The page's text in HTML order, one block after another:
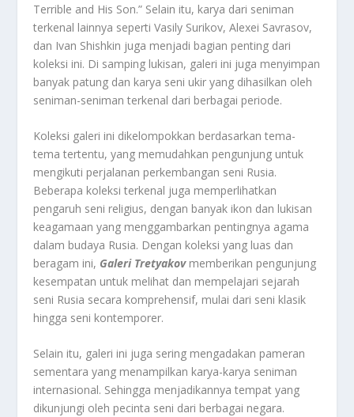
Terrible and His Son.” Selain itu, karya dari seniman
terkenal lainnya seperti Vasily Surikov, Alexei Savrasov,
dan Ivan Shishkin juga menjadi bagian penting dari
koleksi ini. Di samping lukisan, galeri ini juga menyimpan
banyak patung dan karya seni ukir yang dihasilkan oleh
seniman-seniman terkenal dari berbagai periode.
Koleksi galeri ini dikelompokkan berdasarkan tema-
tema tertentu, yang memudahkan pengunjung untuk
mengikuti perjalanan perkembangan seni Rusia.
Beberapa koleksi terkenal juga memperlihatkan
pengaruh seni religius, dengan banyak ikon dan lukisan
keagamaan yang menggambarkan pentingnya agama
dalam budaya Rusia. Dengan koleksi yang luas dan
beragam ini, Galeri Tretyakovmemberikan pengunjung
kesempatan untuk melihat dan mempelajari sejarah
seni Rusia secara komprehensif, mulai dari seni klasik
hingga seni kontemporer.
Selain itu, galeri ini juga sering mengadakan pameran
sementara yang menampilkan karya-karya seniman
internasional. Sehingga menjadikannya tempat yang
dikunjungi oleh pecinta seni dari berbagai negara.